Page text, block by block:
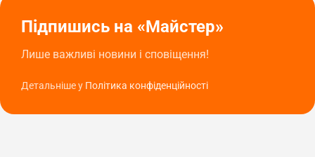
Підпишись на «Майстер»
Лише важливі новини і сповіщення!
Детальніше у Політика конфіденційності